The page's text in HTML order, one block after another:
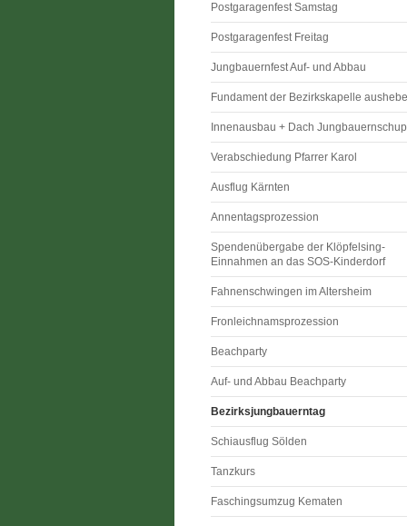
Postgaragenfest Samstag
Postgaragenfest Freitag
Jungbauernfest Auf- und Abbau
Fundament der Bezirkskapelle
Innenausbau + Dach
Verabschiedung Pfarrer Karol
Ausflug Kärnten
Annentagsprozession
Spendenübergabe der Klöpfelsing-
Einnahmen an das SOS-Kinderdorf
Fahnenschwingen im Altersheim
Fronleichnamsprozession
Beachparty
Auf- und Abbau Beachparty
Bezirksjungbauerntag
Schiausflug Sölden
Tanzkurs
Faschingsumzug Kematen